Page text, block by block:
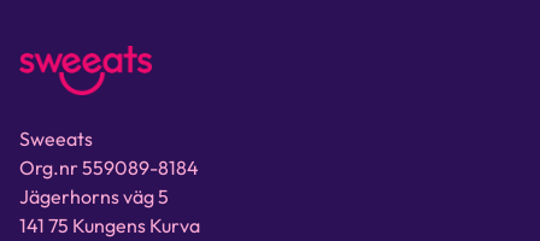
Sweeats
Org.nr 559089-8184
Jägerhorns väg 5
141 75 Kungens Kurva